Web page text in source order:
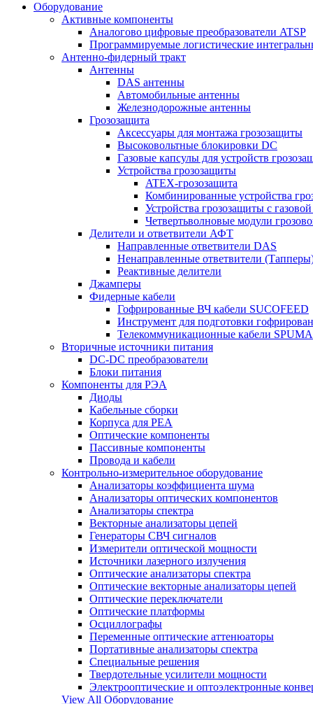
Оборудование
Активные компоненты
Аналогово цифровые преобразователи ATSP
Программируемые логистические
Антенно-фидерный тракт
Антенны
DAS антенны
Автомобильные антенны
Железнодорожные антенны
Грозозащита
Аксессуары для монтажа грозозащиты
Высоковольтные блокировки DC
Газовые капсулы для устройств
Устройства грозозащиты
ATEX-грозозащита
Комбинированные устройства
Устройства грозозащиты с
Четвертьволновые модули
Делители и ответвители АФТ
Направленные ответвители DAS
Ненаправленные ответвители
Реактивные делители
Джамперы
Фидерные кабели
Гофрированные ВЧ кабели SUCOFEED
Инструмент для подготовки
Телекоммуникационные кабели SPUMA
Вторичные источники питания
DC-DC преобразователи
Блоки питания
Компоненты для РЭА
Диоды
Кабельные сборки
Корпуса для РЕА
Оптические компоненты
Пассивные компоненты
Провода и кабели
Контрольно-измерительное оборудование
Анализаторы коэффициента шума
Анализаторы оптических компонентов
Анализаторы спектра
Векторные анализаторы цепей
Генераторы СВЧ сигналов
Измерители оптической мощности
Источники лазерного излучения
Оптические анализаторы спектра
Оптические векторные анализаторы цепей
Оптические переключатели
Оптические платформы
Осциллографы
Переменные оптические аттенюаторы
Портативные анализаторы спектра
Специальные решения
Твердотельные усилители мощности
Электрооптические и оптоэлектронные
View All Оборудование